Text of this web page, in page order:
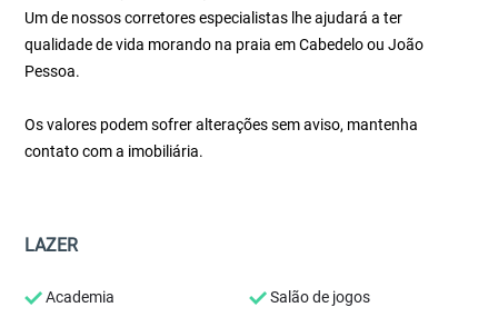
Um de nossos corretores especialistas lhe ajudará a ter
qualidade de vida morando na praia em Cabedelo ou João
Pessoa.
Os valores podem sofrer alterações sem aviso, mantenha
contato com a imobiliária.
LAZER
Academia Salão de jogos